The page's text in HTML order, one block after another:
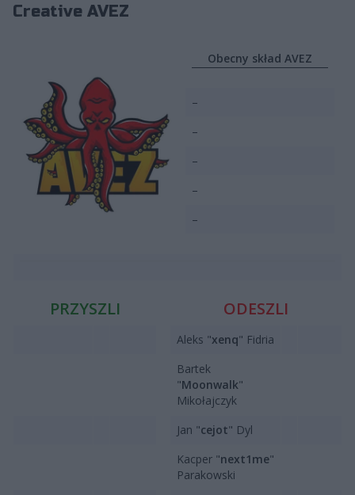
Creative AVEZ
Obecny skład AVEZ
–
–
–
–
–
PRZYSZLI ODESZLI
Aleks "xenq" Fidria
Bartek
"Moonwalk"
Mikołajczyk
Jan "cejot" Dyl
Kacper "next1me"
Parakowski